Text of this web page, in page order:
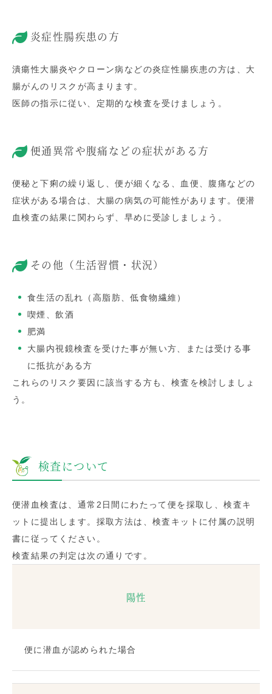
炎症性腸疾患の方
潰瘍性大腸炎やクローン病などの炎症性腸疾患の方は、大
腸がんのリスクが高まります。
医師の指示に従い、定期的な検査を受けましょう。
便通異常や腹痛などの症状がある方
便秘と下痢の繰り返し、便が細くなる、血便、腹痛などの
症状がある場合は、大腸の病気の可能性があります。便潜
血検査の結果に関わらず、早めに受診しましょう。
その他（生活習慣・状況）
食生活の乱れ（高脂肪、低食物繊維）
喫煙、飲酒
肥満
大腸内視鏡検査を受けた事が無い方、または受ける事
に抵抗がある方
これらのリスク要因に該当する方も、検査を検討しましょ
う。
検査について
便潜血検査は、通常2日間にわたって便を採取し、検査キ
ットに提出します。採取方法は、検査キットに付属の説明
書に従ってください。
検査結果の判定は次の通りです。
陽性
便に潜血が認められた場合